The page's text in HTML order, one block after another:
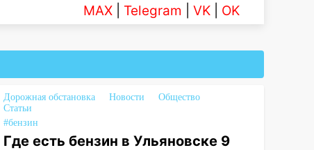
MAX Telegram VK OK
Дорожная обстановка Новости
Общество
Статьи
#бензин
Где есть бензин в Ульяновске 9